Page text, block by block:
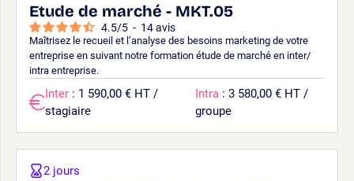
Etude de marché - MKT.05
4.5/5 - 14avis
Maîtrisez le recueil et l’analyse des besoins marketing de votre
entreprise en suivant notre formation étude de marché en inter/
intra entreprise.
Inter : 1 590,00 € HT /
stagiaire
Intra : 3 580,00 € HT /
groupe
2 jours